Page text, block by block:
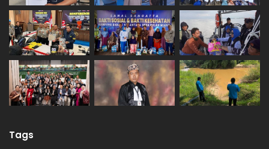
Tags